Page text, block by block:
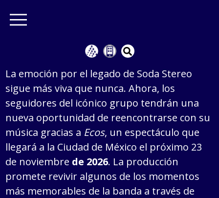
La emoción por el legado de Soda Stereo
sigue más viva que nunca. Ahora, los
seguidores del icónico grupo tendrán una
nueva oportunidad de reencontrarse con su
música gracias a Ecos, un espectáculo que
llegará a la Ciudad de México el próximo 23
de noviembre de 2026. La producción
promete revivir algunos de los momentos
más memorables de la banda a través de